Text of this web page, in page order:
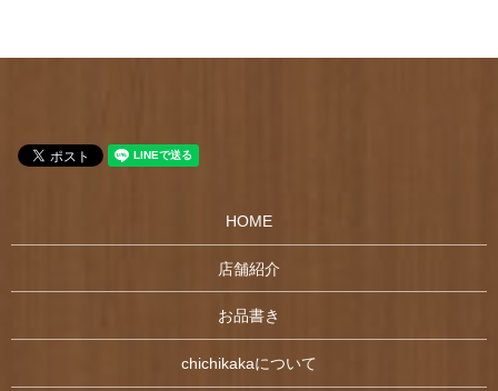
HOME
店舗紹介
お品書き
chichikakaについて